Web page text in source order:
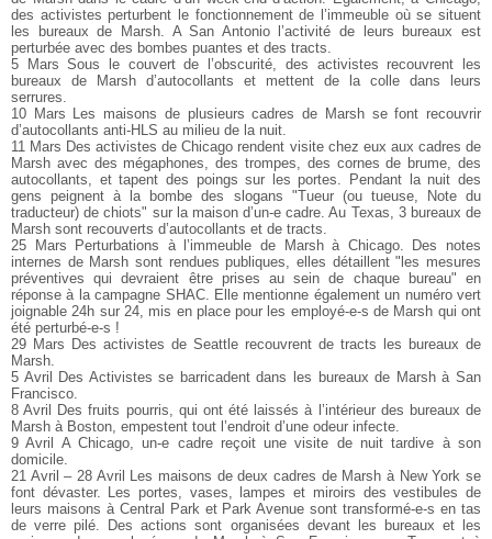
des activistes perturbent le fonctionnement de l’immeuble où se situent
les bureaux de Marsh. A San Antonio l’activité de leurs bureaux est
perturbée avec des bombes puantes et des tracts.
5 Mars Sous le couvert de l’obscurité, des activistes recouvrent les
bureaux de Marsh d’autocollants et mettent de la colle dans leurs
serrures.
10 Mars Les maisons de plusieurs cadres de Marsh se font recouvrir
d’autocollants anti-HLS au milieu de la nuit.
11 Mars Des activistes de Chicago rendent visite chez eux aux cadres de
Marsh avec des mégaphones, des trompes, des cornes de brume, des
autocollants, et tapent des poings sur les portes. Pendant la nuit des
gens peignent à la bombe des slogans "Tueur (ou tueuse, Note du
traducteur) de chiots" sur la maison d’un-e cadre. Au Texas, 3 bureaux de
Marsh sont recouverts d’autocollants et de tracts.
25 Mars Perturbations à l’immeuble de Marsh à Chicago. Des notes
internes de Marsh sont rendues publiques, elles détaillent "les mesures
préventives qui devraient être prises au sein de chaque bureau" en
réponse à la campagne SHAC. Elle mentionne également un numéro vert
joignable 24h sur 24, mis en place pour les employé-e-s de Marsh qui ont
été perturbé-e-s !
29 Mars Des activistes de Seattle recouvrent de tracts les bureaux de
Marsh.
5 Avril Des Activistes se barricadent dans les bureaux de Marsh à San
Francisco.
8 Avril Des fruits pourris, qui ont été laissés à l’intérieur des bureaux de
Marsh à Boston, empestent tout l’endroit d’une odeur infecte.
9 Avril A Chicago, un-e cadre reçoit une visite de nuit tardive à son
domicile.
21 Avril – 28 Avril Les maisons de deux cadres de Marsh à New York se
font dévaster. Les portes, vases, lampes et miroirs des vestibules de
leurs maisons à Central Park et Park Avenue sont transformé-e-s en tas
de verre pilé. Des actions sont organisées devant les bureaux et les